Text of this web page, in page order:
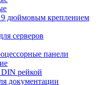
дюймовым креплением
серверов
панели
рейкой
документации